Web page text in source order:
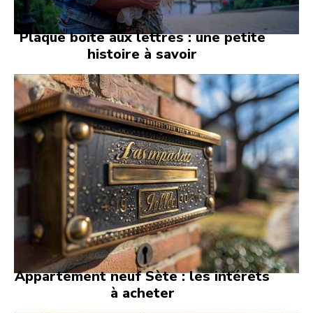
Plaque boite aux lettres : une petite
histoire à savoir
Appartement neuf Sète : les intérêts
à acheter